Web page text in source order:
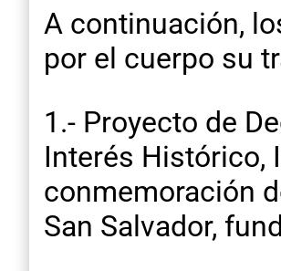
A continuación,
por el cuerpo su
1.- Proyecto de
Interés Histórico,
conmemoración
San Salvador,